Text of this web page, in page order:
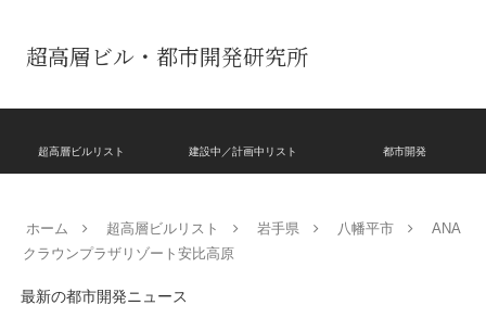
超高層ビル・都市開発研究所
超高層ビルリスト 建設中／計画中リスト 都市開発
ホーム 超高層ビルリスト 岩手県 八幡平市
ANA
クラウンプラザリゾート安比高原
最新の都市開発ニュース